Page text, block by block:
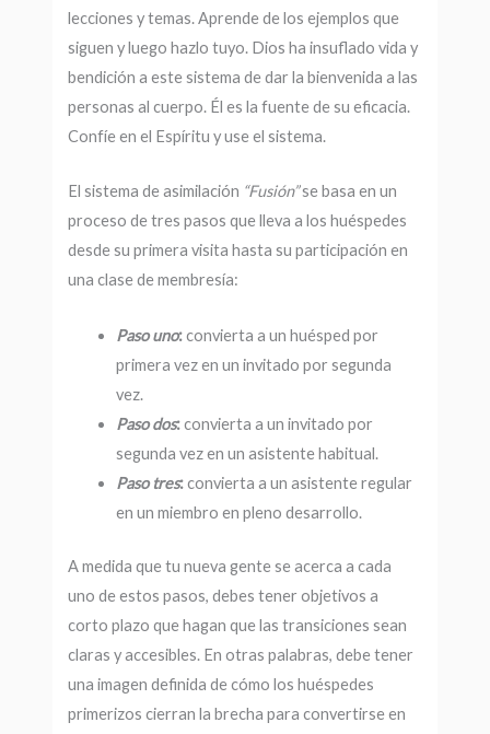
lecciones y temas. Aprende de los ejemplos que
siguen y luego hazlo tuyo. Dios ha insuflado vida y
bendición a este sistema de dar la bienvenida a las
personas al cuerpo. Él es la fuente de su eficacia.
Confíe en el Espíritu y use el sistema.
El sistema de asimilación “Fusión”se basa en un
proceso de tres pasos que lleva a los huéspedes
desde su primera visita hasta su participación en
una clase de membresía:
Paso uno:convierta a un huésped por
primera vez en un invitado por segunda
vez.
Paso dos:convierta a un invitado por
segunda vez en un asistente habitual.
Paso tres:convierta a un asistente regular
en un miembro en pleno desarrollo.
A medida que tu nueva gente se acerca a cada
uno de estos pasos, debes tener objetivos a
corto plazo que hagan que las transiciones sean
claras y accesibles. En otras palabras, debe tener
una imagen definida de cómo los huéspedes
primerizos cierran la brecha para convertirse en